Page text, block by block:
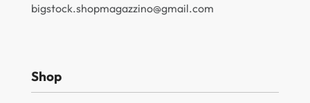
bigstock.shopmagazzino@gmail.com
Shop